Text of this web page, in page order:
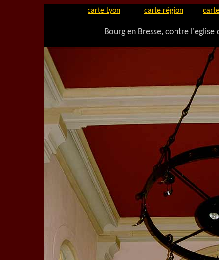
carte Lyon carte région
Bourg en Bresse, contre l'église